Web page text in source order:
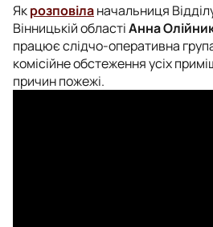
Якрозповіланачальниця
Вінницькій областіАнна
працює слідчо-оперативна
комісійне обстеження усіх
причин пожежі.